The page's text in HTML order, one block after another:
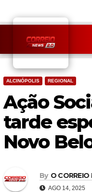
content
ALCINÓPOLIS REGIONAL
Ação
tarde
Novo
By O CORREIO
AGO 14, 2025